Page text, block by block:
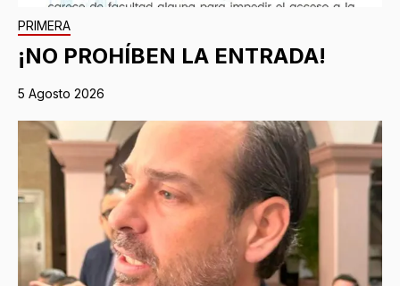
PRIMERA
¡NO PROHÍBEN LA ENTRADA!
5 Agosto 2026